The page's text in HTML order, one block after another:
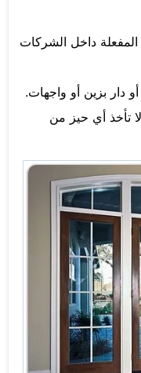
المفعلة داخل الشركات
دار بزين أو واجهات.
تأخذ أي حيز من